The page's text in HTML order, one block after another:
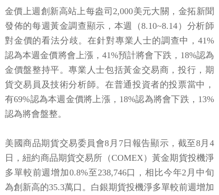
金價上週創新高站上每盎司2,000美元大關，金拓新聞
發佈的每週黃金調查顯示，本週（8.10~8.14）分析師
對金價的看法分歧。在針對專業人士的調查中，41%
認為本週金價將會上漲，41%預計將會下跌，18%認為
金價盤整持平。專業人士包括黃金交易商，投行，期
貨交易員及技術分析師。在普通投資者的投票當中，
有69%認為本週金價將上漲，18%認為將會下跌，13%
認為將會盤整。
美國商品期貨交易委員會8月7日報告顯示，截至8月4
日，紐約商品期貨交易所（COMEX）黃金期貨投機淨
多單較前週增加0.8%至238,746口，相比今年2月中旬
為創新高的35.3萬口。白銀期貨投機淨多單較前週增加